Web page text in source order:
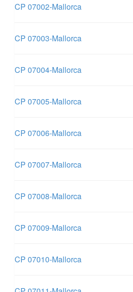
CP 07002-Mallorca
CP 07003-Mallorca
CP 07004-Mallorca
CP 07005-Mallorca
CP 07006-Mallorca
CP 07007-Mallorca
CP 07008-Mallorca
CP 07009-Mallorca
CP 07010-Mallorca